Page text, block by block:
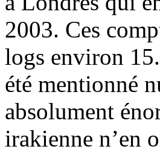
2003. Ces
logs environ
été mentionné
absolument
irakienne n’en